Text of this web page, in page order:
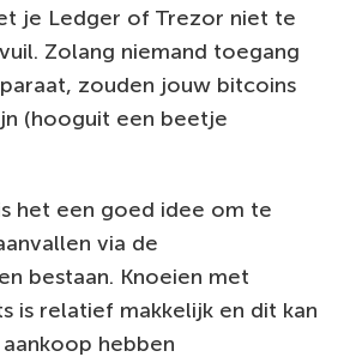
je Ledger of Trezor niet te
Zolang niemand toegang
zouden jouw bitcoins
(hooguit een beetje
het een goed idee om te
via de
bestaan. Knoeien met
is relatief makkelijk en dit kan
hebben